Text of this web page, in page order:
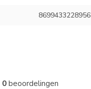
8699433228956
0beoordelingen